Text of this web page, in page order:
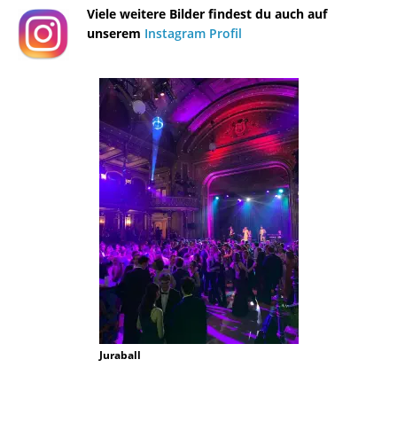
Viele weitere Bilder findest du auch auf
unserem Instagram Profil
Juraball